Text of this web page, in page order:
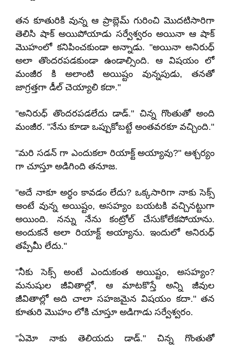
తన కూతురికి వున్న ఆ ప్రాబ్లెమ్ గురించి మొదటిసారిగా
తెలిసి షాక్ అయిపోయాడు సర్వేశ్వరం అయినా ఆ షాక్
మొహంలో కనిపించకుండా అన్నాడు. "అయినా అనిరుధ్
అలా తొందరపడకుండా ఉండాల్సింది. ఆ విషయం లో
మంజీర కి అలాంటి అయిష్టం వున్నపుడు, తనతో
జాగ్రత్తగా డీల్ చెయ్యాలి కదా."
"అనిరుధ్ తొందరపడలేదు డాడ్." చిన్న గొంతుతో అంది
మంజీర. "నేను కూడా ఒప్పుకోబట్టే అంతవరకూ వచ్చింది."
"మరి సడన్ గా ఎందుకలా రియాక్ట్ అయ్యావు?" ఆశ్చర్యం
గా చూస్తూ అడిగింది తనూజ.
"అదే నాకూ అర్ధం కావడం లేదు? ఒక్కసారిగా నాకు సెక్స్
అంటే వున్న అయిష్టం, అసహ్యం బయటకి వచ్చినట్టుగా
అయింది. నన్ను నేను కంట్రోల్ చేసుకోలేకపోయాను.
అందుకనే అలా రియాక్ట్ అయ్యాను. ఇందులో అనిరుధ్
తప్పేమీ లేదు."
"నీకు సెక్స్ అంటే ఎందుకంత అయిష్టం, అసహ్యం?
మనుషుల జీవితాల్లో, ఆ మాటకొస్తే అన్ని జీవుల
జీవితాల్లో అది చాలా సహజమైన విషయం కదా." తన
కూతురి మొహం లోకి చూస్తూ అడిగాడు సర్వేశ్వరం.
"ఏమో నాకు తెలియదు డాడ్." చిన్న గొంతుతో